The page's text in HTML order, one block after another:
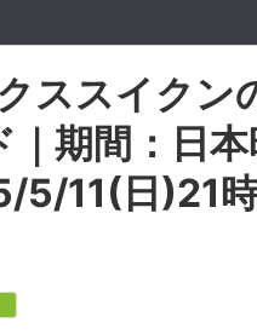
ススイクン
期間：日本
11(日)21